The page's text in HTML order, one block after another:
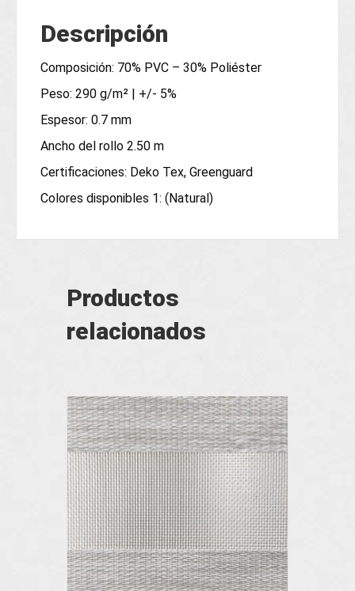
Descripción
Composición: 70% PVC – 30% Poliéster
Peso: 290 g/m² | +/- 5%
Espesor: 0.7 mm
Ancho del rollo 2.50 m
Certificaciones: Deko Tex, Greenguard
Colores disponibles 1: (Natural)
Productos
relacionados